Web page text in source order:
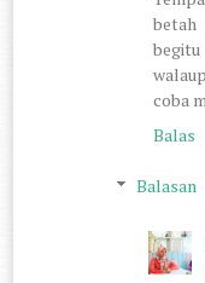
coba
Balas
Balasan